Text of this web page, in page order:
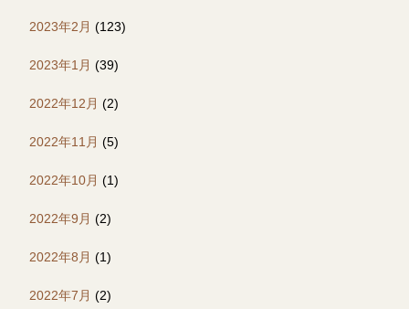
2023年2月 (123)
2023年1月 (39)
2022年12月 (2)
2022年11月 (5)
2022年10月 (1)
2022年9月 (2)
2022年8月 (1)
2022年7月 (2)